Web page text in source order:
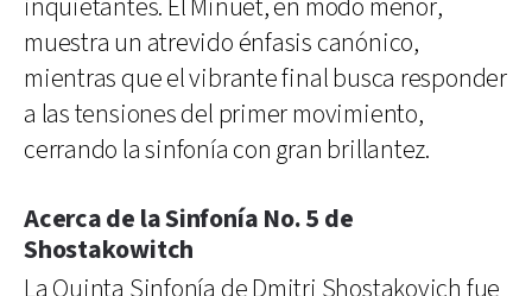
inquietantes. El Minuet, en modo menor,
muestra un atrevido énfasis canónico,
mientras que el vibrante final busca responder
a las tensiones del primer movimiento,
cerrando la sinfonía con gran brillantez.
Acerca de la Sinfonía No. 5 de
Shostakowitch
La Quinta Sinfonía de Dmitri Shostakovich fue